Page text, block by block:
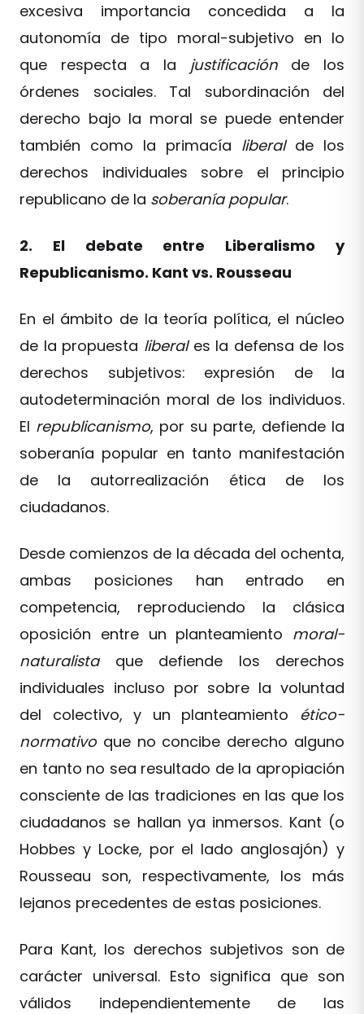
excesiva importancia concedida a la
autonomía de tipo moral-subjetivo en lo
que respecta a la justificaciónde los
órdenes sociales. Tal subordinación del
derecho bajo la moral se puede entender
también como la primacía liberalde los
derechos individuales sobre el principio
republicano de la soberanía popular.
2. El debate entre Liberalismo y
Republicanismo. Kant vs. Rousseau
En el ámbito de la teoría política, el núcleo
de la propuesta liberales la defensa de los
derechos subjetivos: expresión de la
autodeterminación moral de los individuos.
El republicanismo, por su parte, defiende la
soberanía popular en tanto manifestación
de la autorrealización ética de los
ciudadanos.
Desde comienzos de la década del ochenta,
ambas posiciones han entrado en
competencia, reproduciendo la clásica
oposición entre un planteamiento moral-
naturalistaque defiende los derechos
individuales incluso por sobre la voluntad
del colectivo, y un planteamiento ético-
normativoque no concibe derecho alguno
en tanto no sea resultado de la apropiación
consciente de las tradiciones en las que los
ciudadanos se hallan ya inmersos. Kant (o
Hobbes y Locke, por el lado anglosajón) y
Rousseau son, respectivamente, los más
lejanos precedentes de estas posiciones.
Para Kant, los derechos subjetivos son de
carácter universal. Esto significa que son
válidos independientemente de las